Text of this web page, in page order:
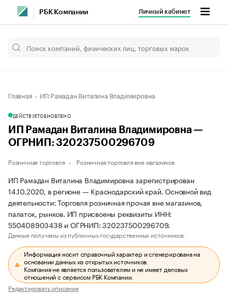
РБК Компании Личный кабинет
Главная ИП Рамадан Виталина Владимировна
ДЕЙСТВУЕТОБНОВЛЕНО
ИП Рамадан Виталина Владимировна —
ОГРНИП: 320237500296709
Розничная торговля Розничная торговля вне магазинов
ИП Рамадан Виталина Владимировна зарегистрирован
14.10.2020, в регионе — Краснодарский край. Основной вид
деятельности: Торговля розничная прочая вне магазинов,
палаток, рынков. ИП присвоены реквизиты ИНН:
550408903438 и ОГРНИП: 320237500296709.
Данные получены из публичных государственных источников.
Информация носит справочный характер и сгенерирована на
основании данных из открытых источников.
Компания не является пользователем и не имеет деловых
отношений с сервисом РБК Компании.
Редактировать описание